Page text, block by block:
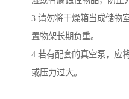
3.请勿将干燥箱当成储物
置物架长期负重。
4.若有配套的真空泵，应
或压力过大。